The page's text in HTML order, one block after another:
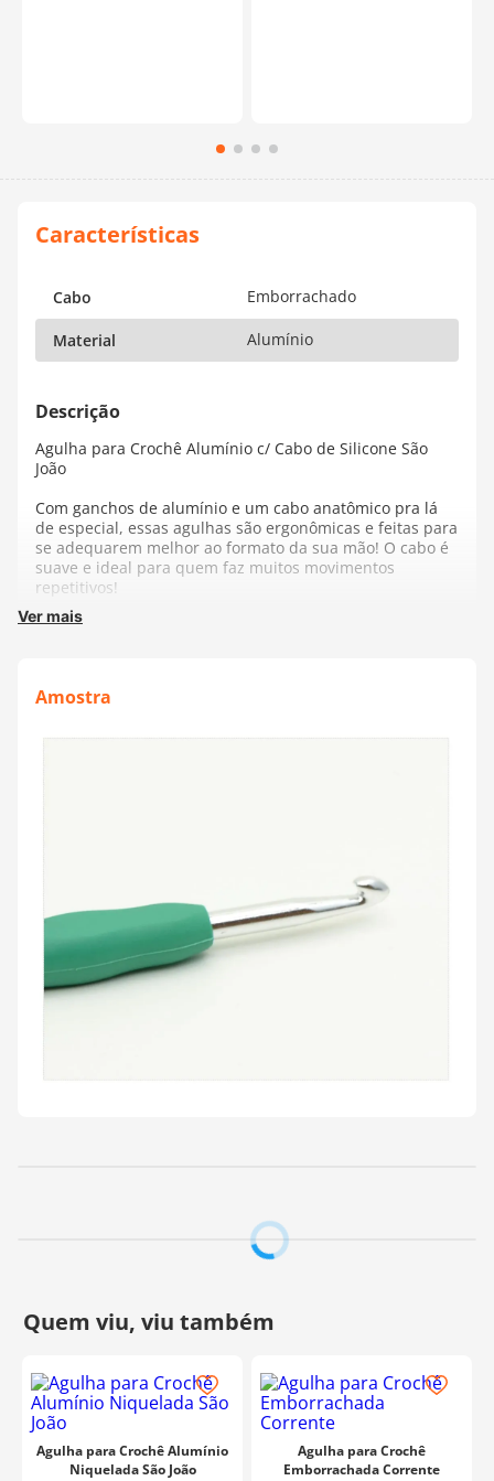
Cabo Emborrachado
Material Alumínio
Agulha para Crochê Alumínio c/ Cabo de Silicone São
João
Com ganchos de alumínio e um cabo anatômico pra lá
de especial, essas agulhas são ergonômicas e feitas para
se adequarem melhor ao formato da sua mão! O cabo é
suave e ideal para quem faz muitos movimentos
repetitivos!
Fabricante:
Ver mais
Amostra
Agulha para Crochê Alumínio
Niquelada São João
Agulha para Crochê
Emborrachada Corrente